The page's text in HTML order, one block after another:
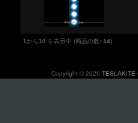
1から10 を表示中 (商品の数:14)
Copyright © 2026 TESLAKITE